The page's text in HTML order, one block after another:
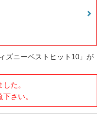
ズニーベストヒット10」が
た。
さい。